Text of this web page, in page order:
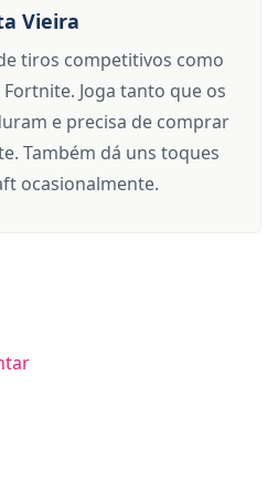
Vieira
tiros competitivos como
Fortnite. Joga tanto que os
e precisa de comprar
Também dá uns toques
ocasionalmente.